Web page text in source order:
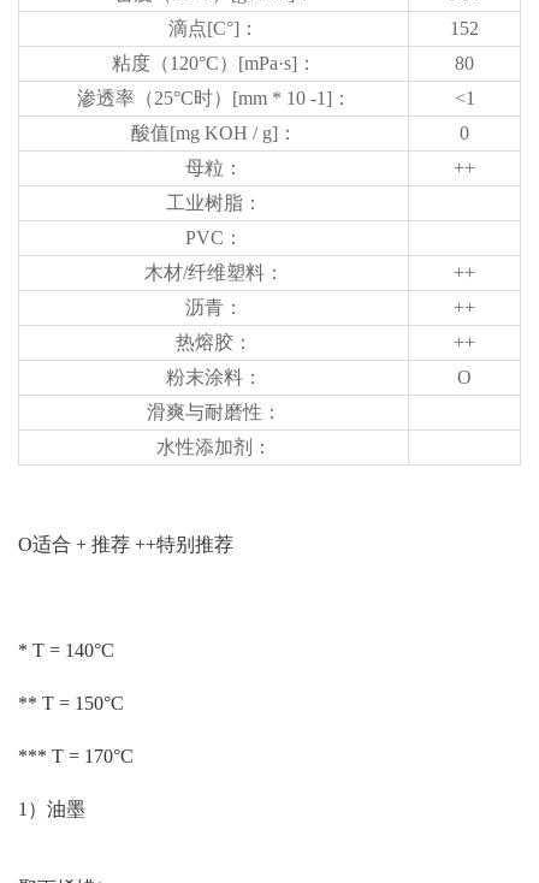
滴点[C°]：
152
粘度（120°C）[mPa·s]：
80
渗透率（25°C时）[mm * 10 -1]：
<1
酸值[mg KOH / g]：
0
母粒：
++
工业树脂：
PVC：
木材/纤维塑料：
++
沥青：
++
热熔胶：
++
粉末涂料：
O
滑爽与耐磨性：
水性添加剂：
O适合 + 推荐 ++特别推荐
* T = 140°C
** T = 150°C
*** T = 170°C
1）油墨